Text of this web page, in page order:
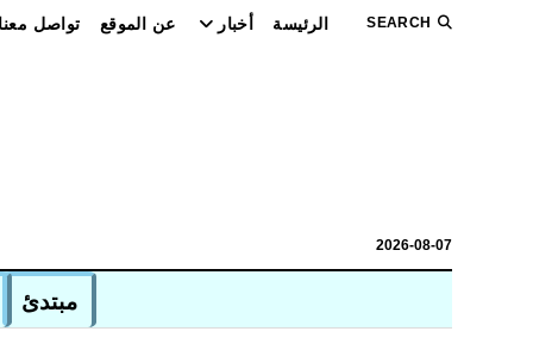
SEARCH الرئيسة أخبار عن الموقع تواصل معنا
2026-08-07
مبتدئ